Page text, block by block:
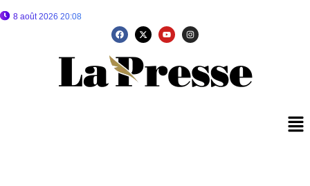
8 août 2026 20:08